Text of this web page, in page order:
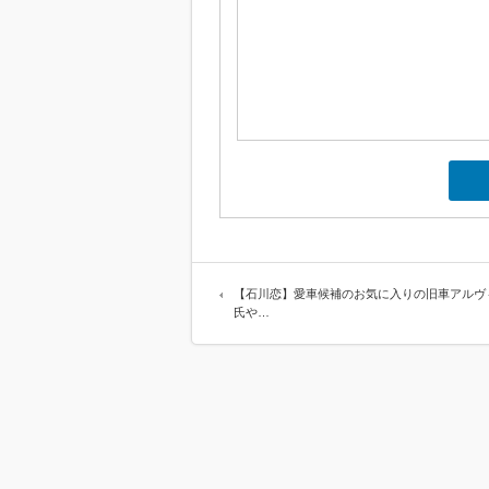
【石川恋】愛車候補のお気に入りの旧車アル
氏や…